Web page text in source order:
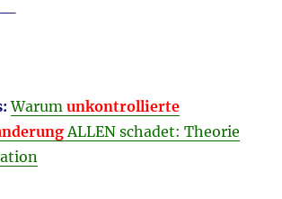
Warumunkontrollierte
ALLEN schadet: Theorie